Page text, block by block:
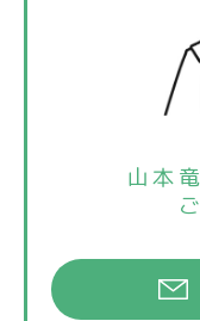
山本